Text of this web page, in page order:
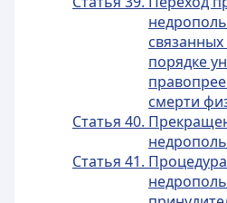
порядке
смерти
Статья 40.
Статья 41.